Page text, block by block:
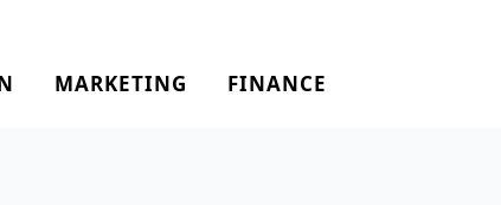
MARKETING FINANCE